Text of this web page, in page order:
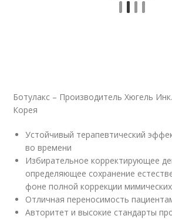
Ботулакс – Производитель Хюгель
Корея
Устойчивый терапевтический
во времени
Избирательное корректирующее
определяющее сохранение
фоне полной коррекции
Отличная переносимость
Авторитет и высокие стандарты